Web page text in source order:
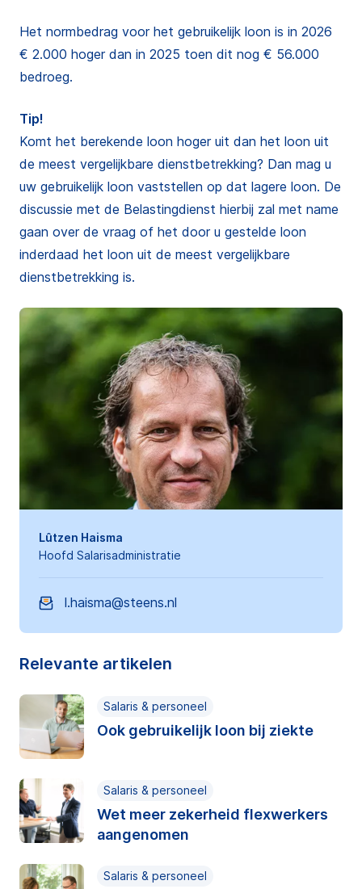
Het normbedrag voor het gebruikelijk loon is in 2026
€ 2.000 hoger dan in 2025 toen dit nog € 56.000
bedroeg.
Tip!
Komt het berekende loon hoger uit dan het loon uit
de meest vergelijkbare dienstbetrekking? Dan mag u
uw gebruikelijk loon vaststellen op dat lagere loon. De
discussie met de Belastingdienst hierbij zal met name
gaan over de vraag of het door u gestelde loon
inderdaad het loon uit de meest vergelijkbare
dienstbetrekking is.
Lûtzen Haisma
Hoofd Salarisadministratie
l.haisma@steens.nl
Relevante artikelen
Salaris & personeel
Ook gebruikelijk loon bij ziekte
Salaris & personeel
Wet meer zekerheid flexwerkers
aangenomen
Salaris & personeel